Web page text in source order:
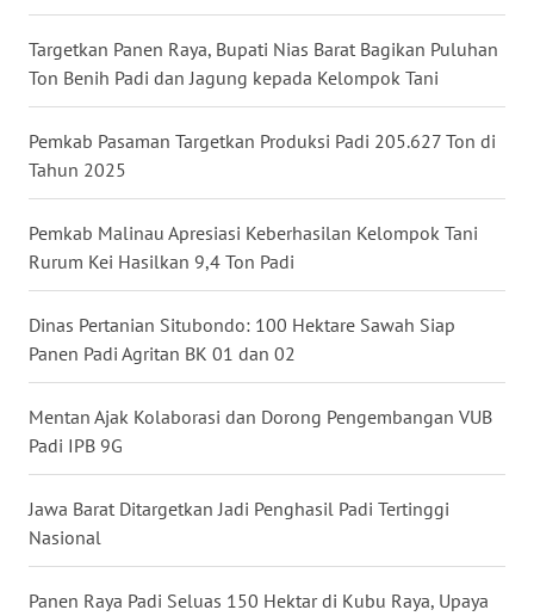
Targetkan Panen Raya, Bupati Nias Barat Bagikan Puluhan
Ton Benih Padi dan Jagung kepada Kelompok Tani
Pemkab Pasaman Targetkan Produksi Padi 205.627 Ton di
Tahun 2025
Pemkab Malinau Apresiasi Keberhasilan Kelompok Tani
Rurum Kei Hasilkan 9,4 Ton Padi
Dinas Pertanian Situbondo: 100 Hektare Sawah Siap
Panen Padi Agritan BK 01 dan 02
Mentan Ajak Kolaborasi dan Dorong Pengembangan VUB
Padi IPB 9G
Jawa Barat Ditargetkan Jadi Penghasil Padi Tertinggi
Nasional
Panen Raya Padi Seluas 150 Hektar di Kubu Raya, Upaya
BENGKULU
LAMPUNG
WN
JATENG
WN
NUSANTARA
WN
JOGJA
WN